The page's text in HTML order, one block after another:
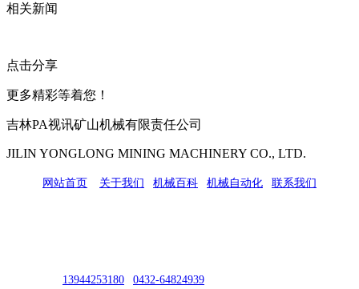
相关新闻
点击分享
更多精彩等着您！
吉林PA视讯矿山机械有限责任公司
JILIN YONGLONG MINING MACHINERY CO., LTD.
网站首页 关于我们 机械百科 机械自动化 联系我们
13944253180 0432-64824939